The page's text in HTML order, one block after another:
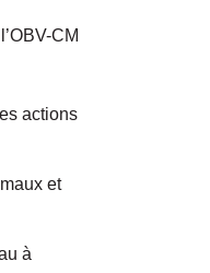
CM
actions
et
à